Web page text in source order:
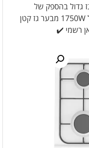
גדול בהספק של
3000W 2 מבערי גז בינוניים בהספק של 1750W מבער גז קטן